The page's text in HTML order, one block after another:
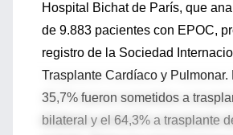
Hospital Bichat de París, que
de 9.883 pacientes con EPOC,
registro de la Sociedad
Trasplante Cardíaco y Pulmonar.
35,7% fueron sometidos a
bilateral y el 64,3% a trasplante